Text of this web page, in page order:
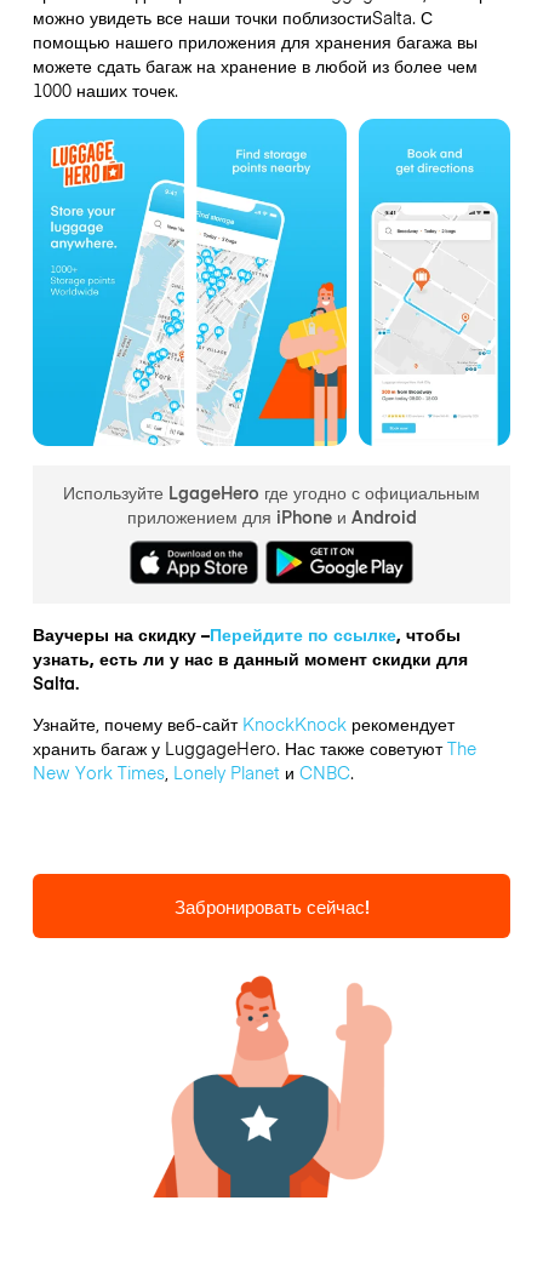
можно увидеть все наши точки поблизостиSalta. С
помощью нашего приложения для хранения багажа вы
можете сдать багаж на хранение в любой из более чем
1000 наших точек.
Используйте LgageHero где угодно с официальным
приложением для iPhone и Android
Ваучеры на скидку –Перейдите по ссылке, чтобы
узнать, есть ли у нас в данный момент скидки для
Salta.
Узнайте, почему веб-сайт KnockKnockрекомендует
хранить багаж у LuggageHero. Нас также советуютThe
New York Times, Lonely Planetи CNBC.
Забронировать сейчас!